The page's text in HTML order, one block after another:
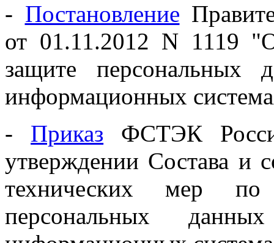
- Постановление
от 01.11.2012 N 1119
защите
информационных
- Приказ ФСТЭК
утверждении Состава и
технических мер по
персональных